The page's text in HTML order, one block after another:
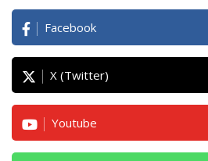
Facebook
X (Twitter)
Youtube